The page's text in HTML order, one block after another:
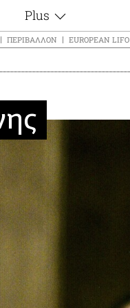
Plus
Θέματα
Videos
Εξομολογήσεις
Blogs
Οι Αθηναίοι
Απώλειες
Lgbtqi+
Επιλογές
ΠΕΡΙΒΆΛΛΟΝ EUROPEAN LIFO